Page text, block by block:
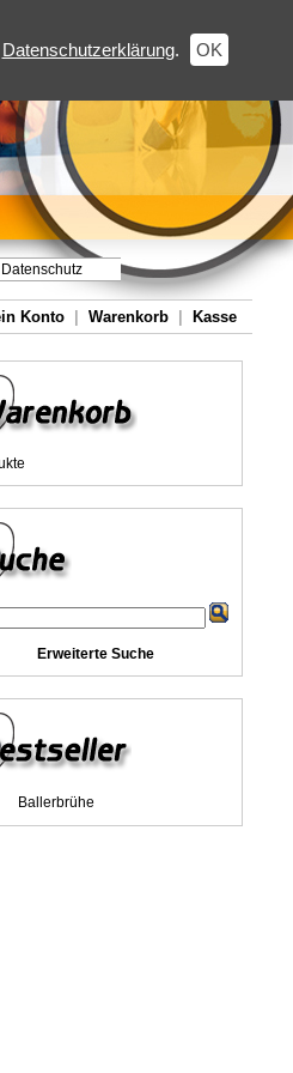
Datenschutzerklärung. OK
Datenschutz
Konto Warenkorb Kasse
Erweiterte Suche
Ballerbrühe